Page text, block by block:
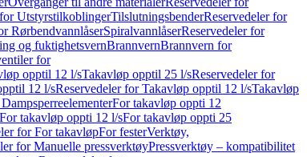
UtstyrstilkoblingerTilslutningsbenderReservedeler for
RørbendvannlåserSpiralvannlåserReservedeler for
og fuktighetsvernBrannvernBrannvern for
for
opptil 12 l/sTakavløp opptil 25 l/sReservedeler for
12 l/sReservedeler for Takavløp opptil 12 l/sTakavløp
For takavløp oppti 12
takavløp oppti 12 l/sFor takavløp oppti 25
for For takavløpFor festerVerktøy,
for Manuelle pressverktøyPressverktøy – kompatibilitet